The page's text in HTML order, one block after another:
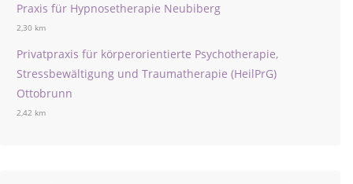
Praxis für Hypnosetherapie Neubiberg
2,30 km
Privatpraxis für körperorientierte Psychotherapie,
Stressbewältigung und Traumatherapie (HeilPrG)
Ottobrunn
2,42 km